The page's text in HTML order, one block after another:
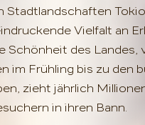
Stadtlandschaften
Vielfalt an
Schönheit des Landes,
im Frühling bis zu den
zieht jährlich
in ihren Bann.